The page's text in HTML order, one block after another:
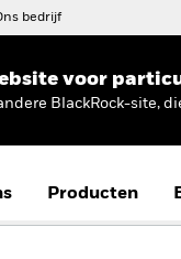
bedrijf
voor
BlackRock-site,
Producten